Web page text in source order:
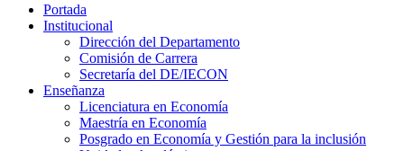
Portada
Institucional
Dirección del Departamento
Comisión de Carrera
Secretaría del DE/IECON
Enseñanza
Licenciatura en Economía
Maestría en Economía
Posgrado en Economía y Gestión para la inclusión